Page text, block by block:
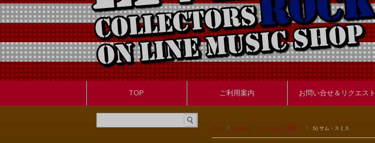
TOP ご利用案内 お問い合せ＆リクエスト
TOP VOCAL - ヴォーカル（男性） S) サム・スミス